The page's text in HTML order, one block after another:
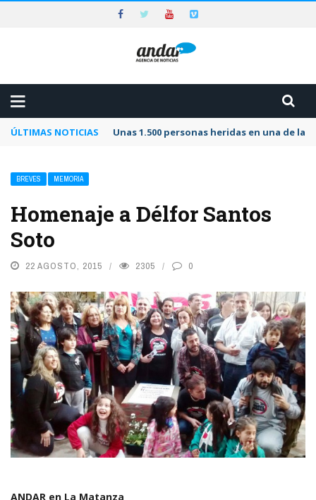
ÚLTIMAS NOTICIAS Unas 1.500 personas heridas en una de
BREVES MEMORIA
Homenaje a Délfor Santos
Soto
22 AGOSTO, 2015 2305 0
ANDAR en La Matanza